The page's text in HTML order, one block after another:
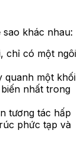
khác nhau:
chỉ có một ngôi
quanh một khối
nhất trong
tương tác hấp
phức tạp và